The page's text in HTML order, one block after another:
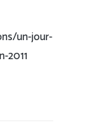
un-jour-
2011